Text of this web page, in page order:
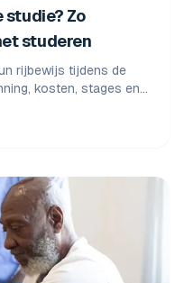
studie? Zo
studeren
rijbewijs tijdens de
kosten, stages en